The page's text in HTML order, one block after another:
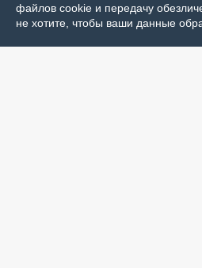
файлов cookie и передачу
не хотите, чтобы ваши данные